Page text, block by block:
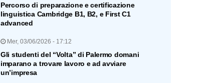
Percorso di preparazione e certificazione
linguistica Cambridge B1, B2, e First C1
advanced
Mer, 03/06/2026 - 17:12
Gli studenti del “Volta” di Palermo domani
imparano a trovare lavoro e ad avviare
un’impresa